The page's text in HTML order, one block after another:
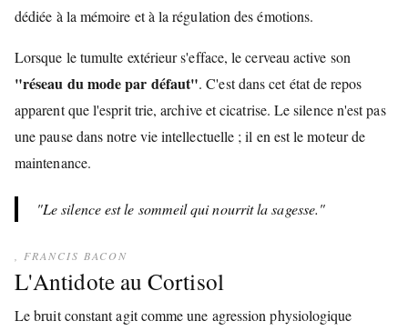
dédiée à la mémoire et à la régulation des émotions.
Lorsque le tumulte extérieur s'efface, le cerveau active son
"réseau du mode par défaut". C'est dans cet état de repos
apparent que l'esprit trie, archive et cicatrise. Le silence n'est pas
une pause dans notre vie intellectuelle ; il en est le moteur de
maintenance.
"Le silence est le sommeil qui nourrit la sagesse."
, FRANCIS BACON
L'Antidote au Cortisol
Le bruit constant agit comme une agression physiologique